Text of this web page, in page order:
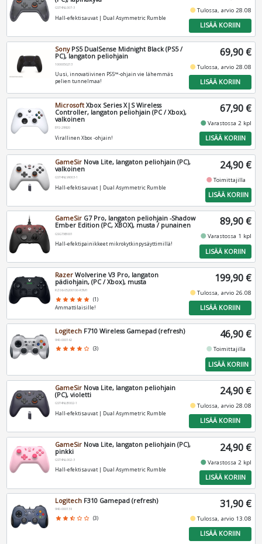
GST4NL007-3
Hall-efektisauvat | Dual Asymmetric Rumble
fiber_manual_recordTulossa, arvio 28.08
LISÄÄ KORIIN
SonyPS5 DualSense Midnight Black (PS5 /
PC), langaton peliohjain
1000050213
Uusi, innovatiivinen PS5™-ohjain vie lähemmäs
pelien tunnelmaa!
69,90 €
fiber_manual_recordTulossa, arvio 28.08
LISÄÄ KORIIN
Microsoft Xbox Series X|S Wireless
Controller, langaton peliohjain (PC / Xbox),
valkoinen
EP2-29920
Virallinen Xbox -ohjain!
67,90 €
fiber_manual_recordVarastossa 2 kpl
LISÄÄ KORIIN
GameSir Nova Lite, langaton peliohjain (PC),
valkoinen
GST4NLW003-1
Hall-efektisauvat | Dual Asymmetric Rumble
24,90 €
fiber_manual_recordToimittajilla
LISÄÄ KORIIN
GameSir G7 Pro, langaton peliohjain -Shadow
Ember Edition (PC, XBOX), musta / punainen
GSG7XB001
Hall-efektipainikkeet mikrokytkinpysäyttimillä!
89,90 €
fiber_manual_recordVarastossa 1 kpl
LISÄÄ KORIIN
Razer Wolverine V3 Pro, langaton
pädiohjain, (PC / Xbox), musta
RZ06-05200100-R3M1
star star star star star (1)
Ammattilaisille!
199,90 €
fiber_manual_recordTulossa, arvio 26.08
LISÄÄ KORIIN
Logitech F710 Wireless Gamepad (refresh)
940-000142
star star star star star_border (3)
46,90 €
fiber_manual_recordToimittajilla
LISÄÄ KORIIN
GameSir Nova Lite, langaton peliohjain
(PC), violetti
GST4NLB002-1
Hall-efektisauvat | Dual Asymmetric Rumble
24,90 €
fiber_manual_recordTulossa, arvio 28.08
LISÄÄ KORIIN
GameSir Nova Lite, langaton peliohjain (PC),
pinkki
GST4NL002-3
Hall-efektisauvat | Dual Asymmetric Rumble
24,90 €
fiber_manual_recordVarastossa 2 kpl
LISÄÄ KORIIN
Logitech F310 Gamepad (refresh)
940-000138
star star star_half star_border star_border (3)
31,90 €
fiber_manual_recordTulossa, arvio 13.08
LISÄÄ KORIIN